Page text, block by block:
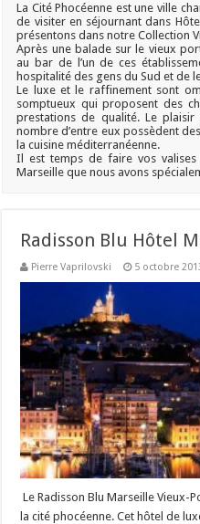
La Cité Phocéenne est une ville
de visiter en séjournant dans
présentons dans notre Collection
Après une balade sur le vieux
au bar de l’un de ces
hospitalité des gens du Sud et de
Le luxe et le raffinement sont
somptueux qui proposent des
prestations de qualité. Le
nombre d’entre eux possèdent
la cuisine méditerranéenne.
Il est temps de faire vos
Marseille que nous avons
Radisson Blu Hôtel
Pierre Vaprilovski 5 octobre
Le Radisson Blu Marseille Vieux-
la cité phocéenne. Cet hôtel de